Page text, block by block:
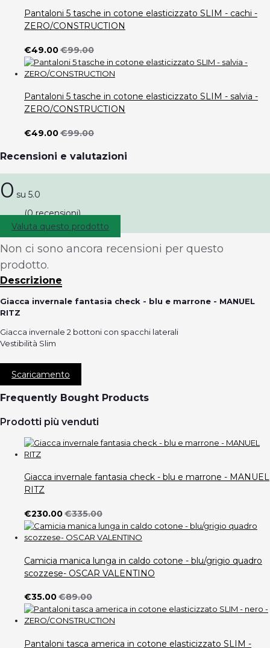
Pantaloni 5 tasche in cotone elasticizzato SLIM - cachi -
ZERO/CONSTRUCTION
€49.00€99.00
Pantaloni 5 tasche in cotone elasticizzato SLIM - salvia -
ZERO/CONSTRUCTION
€49.00€99.00
Recensioni e valutazioni
0 su 5.0
(0 recensioni)
Valuta questo prodotto
Non ci sono ancora recensioni per questo
prodotto.
Descrizione
Giacca invernale fantasia check - blu e marrone - MANUEL
RITZ
Giacca invernale 2 bottoni con spacchi laterali
Vestibilità Slim
Scaricamento
Frequently Bought Products
Prodotti più venduti
Giacca invernale fantasia check - blu e marrone - MANUEL
RITZ
€230.00€335.00
Camicia manica lunga in caldo cotone - blu/grigio quadro
scozzese- OSCAR VALENTINO
€35.00€89.00
Pantaloni tasca america in cotone elasticizzato SLIM -